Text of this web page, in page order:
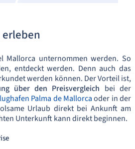
unternommen werden. So
entdeckt werden. Denn auch das
werden können. Der Vorteil ist,
über den Preisvergleich bei der
Palma de Mallorcaoder in der
Urlaub direkt bei Ankunft am
Unterkunft kann direkt beginnen.